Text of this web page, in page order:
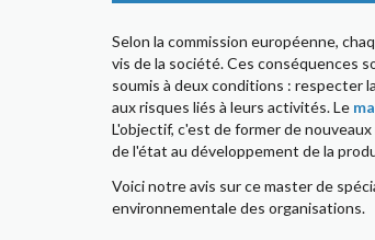
Selon la commission européenne,
vis de la société. Ces conséquences
soumis à deux conditions :
aux risques liés à leurs activités. Le
L'objectif, c'est de former de
de l'état au développement de la
Voici notre avis sur ce master de
environnementale des organisations.